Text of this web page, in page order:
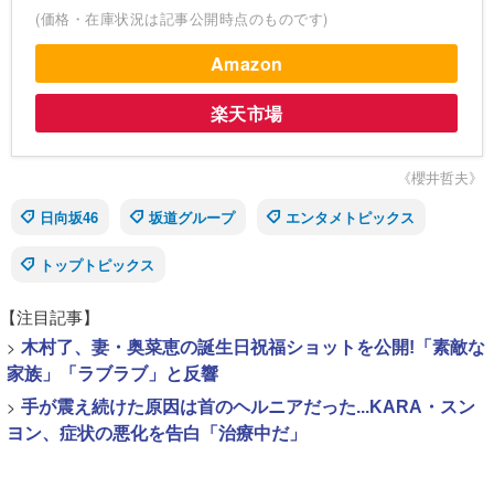
(価格・在庫状況は記事公開時点のものです)
Amazon
楽天市場
《櫻井哲夫》
日向坂46
坂道グループ エンタメトピックス
トップトピックス
【注目記事】
> 木村了、妻・奥菜恵の誕生日祝福ショットを公開!「素敵な
家族」「ラブラブ」と反響
> 手が震え続けた原因は首のヘルニアだった...KARA・スン
ヨン、症状の悪化を告白「治療中だ」